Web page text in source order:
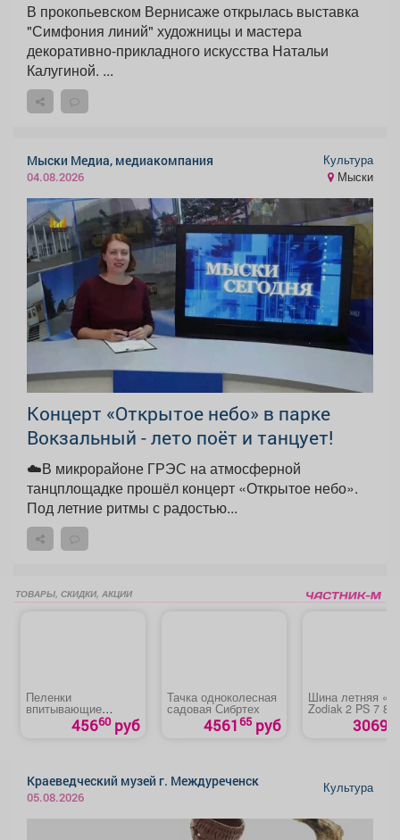
В прокопьевском Вернисаже открылась выставка
"Симфония линий" художницы и мастера
декоративно-прикладного искусства Натальи
Калугиной. ...
Мыски Медиа, медиакомпания
04.08.2026
Культура
Мыски
Концерт «Открытое небо» в парке
Вокзальный - лето поёт и танцует!
☁️В микрорайоне ГРЭС на атмосферной
танцплощадке прошёл концерт «Открытое небо».
Под летние ритмы с радостью...
ТОВАРЫ, СКИДКИ, АКЦИИ
Пеленки
впитывающие
«Медлил» эконом
45660 руб
Тачка одноколесная
садовая Сибртех
456165 руб
Шина летняя
Zodiak 2 PS 7
3069
Краеведческий музей г. Междуреченск
05.08.2026
Культура